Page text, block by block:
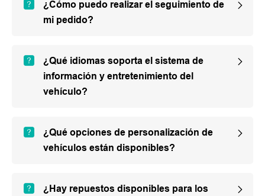
¿Cómo puedo realizar el seguimiento de
mi pedido?
¿Qué idiomas soporta el sistema de
información y entretenimiento del
vehículo?
¿Qué opciones de personalización de
vehículos están disponibles?
¿Hay repuestos disponibles para los